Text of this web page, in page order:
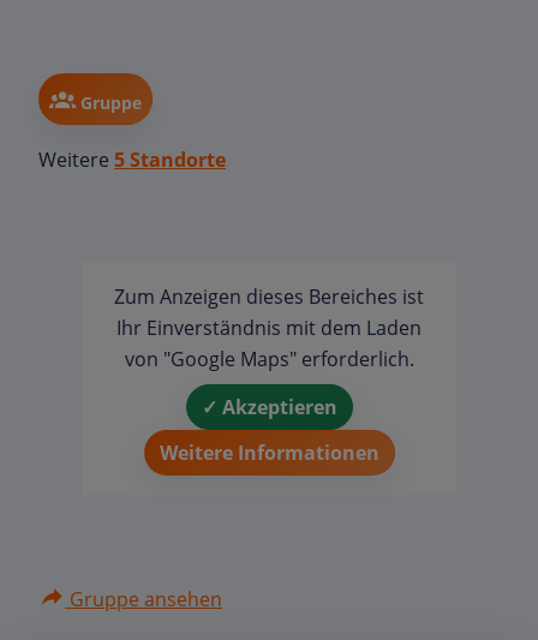
Gruppe
Weitere 5 Standorte
Zum Anzeigen dieses Bereiches ist
Ihr Einverständnis mit dem Laden
von "Google Maps" erforderlich.
✓ Akzeptieren
Weitere Informationen
Gruppe ansehen